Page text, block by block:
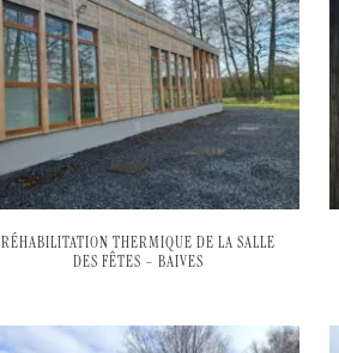
RÉHABILITATION THERMIQUE DE LA SALLE
DES FÊTES – BAIVES